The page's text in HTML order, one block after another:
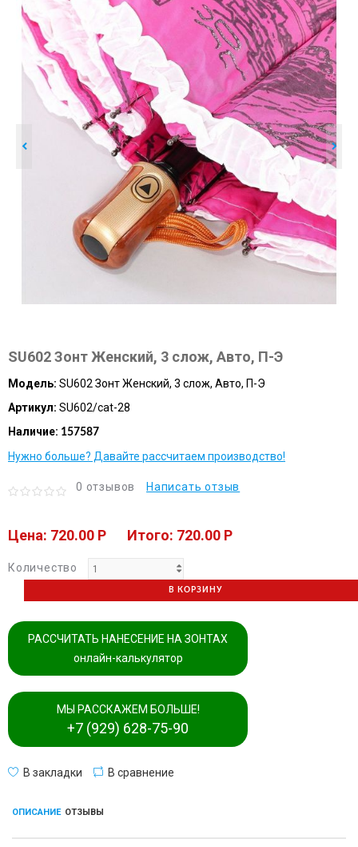
SU602 Зонт Женский, 3 слож, Авто, П-Э
Модель: SU602 Зонт Женский, 3 слож, Авто, П-Э
Артикул: SU602/cat-28
Наличие: 157587
Нужно больше? Давайте рассчитаем производство!
0 отзывов Написать отзыв
Цена: 720.00 P Итого: 720.00 P
Количество
В КОРЗИНУ
РАССЧИТАТЬ НАНЕСЕНИЕ НА ЗОНТАХ
онлайн-калькулятор
МЫ РАССКАЖЕМ БОЛЬШЕ!
+7 (929) 628-75-90
В закладки В сравнение
ОПИСАНИЕ ОТЗЫВЫ